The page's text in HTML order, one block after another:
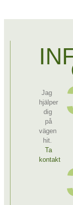
Jag
hjälper
dig
på
vägen
hit.
Ta
kontakt